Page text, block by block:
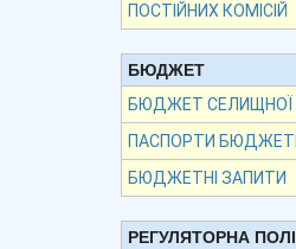
ПОСТІЙНИХ КОМІСІЙ
БЮДЖЕТ
БЮДЖЕТ СЕЛИЩНОЇ
ПАСПОРТИ
БЮДЖЕТНІ ЗАПИТИ
РЕГУЛЯТОРНА